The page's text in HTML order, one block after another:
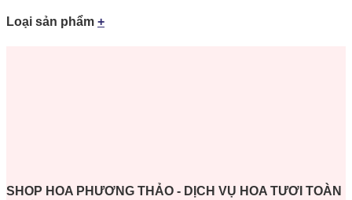
Loại sản phẩm +
SHOP HOA PHƯƠNG THẢO - DỊCH VỤ HOA TƯƠI TOÀN